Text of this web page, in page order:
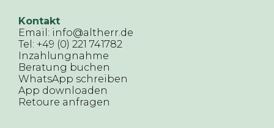
Kontakt
Email: info@altherr.de
Tel: +49 (0) 221 741782
Inzahlungnahme
Beratung buchen
WhatsApp schreiben
App downloaden
Retoure anfragen